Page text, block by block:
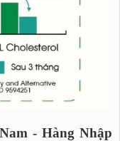
- Hàng Nhập